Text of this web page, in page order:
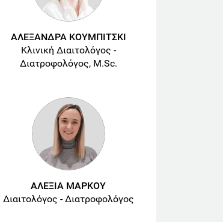
ΑΛΕΞΑΝΔΡΑ ΚΟΥΜΠΙΤΣΚΙ
Κλινική Διαιτολόγος -
Διατροφολόγος, M.Sc.
ΑΛΕΞΙΑ ΜΑΡΚΟΥ
Διαιτολόγος - Διατροφολόγος